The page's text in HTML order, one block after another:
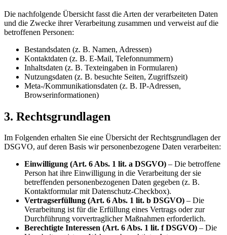
Die nachfolgende Übersicht fasst die Arten der verarbeiteten Daten
und die Zwecke ihrer Verarbeitung zusammen und verweist auf die
betroffenen Personen:
Bestandsdaten (z. B. Namen, Adressen)
Kontaktdaten (z. B. E-Mail, Telefonnummern)
Inhaltsdaten (z. B. Texteingaben in Formularen)
Nutzungsdaten (z. B. besuchte Seiten, Zugriffszeit)
Meta-/Kommunikationsdaten (z. B. IP-Adressen,
Browserinformationen)
3. Rechtsgrundlagen
Im Folgenden erhalten Sie eine Übersicht der Rechtsgrundlagen der
DSGVO, auf deren Basis wir personenbezogene Daten verarbeiten:
Einwilligung (Art. 6 Abs. 1 lit. a DSGVO) – Die betroffene
Person hat ihre Einwilligung in die Verarbeitung der sie
betreffenden personenbezogenen Daten gegeben (z. B.
Kontaktformular mit Datenschutz-Checkbox).
Vertragserfüllung (Art. 6 Abs. 1 lit. b DSGVO) – Die
Verarbeitung ist für die Erfüllung eines Vertrags oder zur
Durchführung vorvertraglicher Maßnahmen erforderlich.
Berechtigte Interessen (Art. 6 Abs. 1 lit. f DSGVO) – Die